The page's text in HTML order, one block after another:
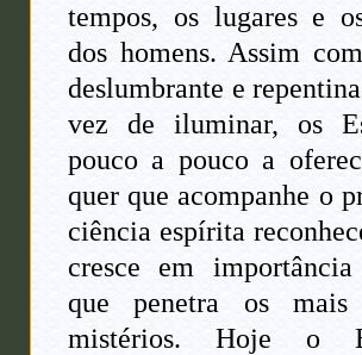
tempos, os lugares e
dos homens. Assim
deslumbrante e
vez de iluminar, os
pouco a pouco a
quer que acompanhe o
ciência espírita
cresce em
que penetra os mais
mistérios. Hoje o